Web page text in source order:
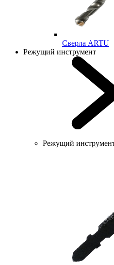
Cверла ARTU
Режущий инструмент
Режущий